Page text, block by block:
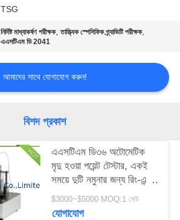
TSG
নির্দিষ্ট মাধ্যাকর্ষণ পরীক্ষক,তাত্ত্বিক স্পেসিফিক গ্র্যাভিটি পরীক্ষক,
এএসটিএম ডি 2041
আমাদের সাথে যোগাযোগ করুন!
বিশদ প্রকাশ
এএসটিএম ডি৩৬ অটোমেটিক
মৃদু হওয়া পয়েন্ট টেস্টার, একই
সময়ে দুটি নমুনার জন্য রিং-এন্ড-
বল অ্যাপারেটর ব্যবহার করে
বিটুমেন টেস্টিংয়ের জন্য ০.১
$3000~$5000 MOQ:1 সেট
যোগাযোগ